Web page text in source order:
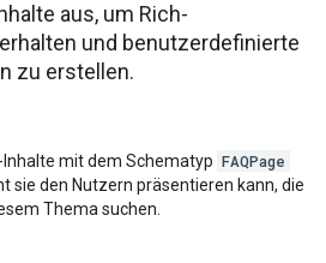
aus, um Rich-
und benutzerdefinierte
zu erstellen.
Inhalte mit dem Schematyp FAQPage
sie den Nutzern präsentieren kann, die
Thema suchen.